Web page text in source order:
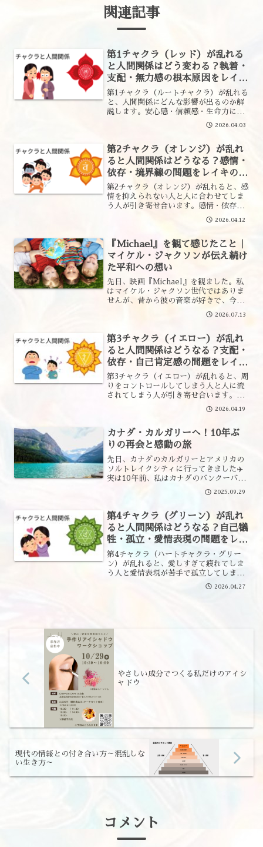
関連記事
第1チャクラ（レッド）が乱れる
と人間関係はどう変わる？執着・
支配・無力感の根本原因をレイキ
の視点で解説
第1チャクラ（ルートチャクラ）が乱れる
と、人間関係にどんな影響が出るのか解
説します。安心感・信頼感・生命力に関
わる第1チャクラを整えるヒントもご紹
2026.04.03
第2チャクラ（オレンジ）が乱れ
ると人間関係はどうなる？感情・
依存・境界線の問題をレイキの視
点で解説
第2チャクラ（オレンジ）が乱れると、感
情を抑えられない人と人に合わせてしま
う人が引き寄せ合います。感情・依存・
境界線の問題をレイキのエネルギー視点
からわかりやすく解説します。
2026.04.12
『Michael』を観て感じたこと｜
マイケル・ジャクソンが伝え続け
た平和への想い
先日、映画『Michael』を観ました。私
はマイケル・ジャクソン世代ではありま
せんが、昔から彼の音楽が好きで、今で
もよく聴いています。英語を長年学んで
いることもあり、洋楽は歌詞の意味を調
の曲を理解するほど...
2026.07.13
第3チャクラ（イエロー）が乱れ
ると人間関係はどうなる？支配・
依存・自己肯定感の問題をレイキ
の視点で解説第3チャクラと人間
関係
第3チャクラ（イエロー）が乱れると、周
りをコントロールしてしまう人と人に流
されてしまう人が引き寄せ合います。自
己肯定感・意志の力とレイキの関係をわ
2026.04.19
カナダ・カルガリーへ！10年ぶ
りの再会と感動の旅
先日、カナダのカルガリーとアメリカの
ソルトレイクシティに行ってきました✈️
実は10年前、私はカナダのバンクーバー
でワーキングホリデーをしていたんです
そのときに出会った友人がカルガリーに
しましたドラムヘラー...
2025.09.29
第4チャクラ（グリーン）が乱れ
ると人間関係はどうなる？自己犠
牲・孤立・愛情表現の問題をレイ
キの視点で解説
第4チャクラ（ハートチャクラ・グリー
ン）が乱れると、愛しすぎて疲れてしま
う人と愛情表現が苦手で孤立してしまう
人が引き寄せ合います。レイキの視点か
2026.04.27
やさしい成分でつくる私だけのアイシ
ャドウ
現代の情報との付き合い方～混乱しな
い生き方～
コメント